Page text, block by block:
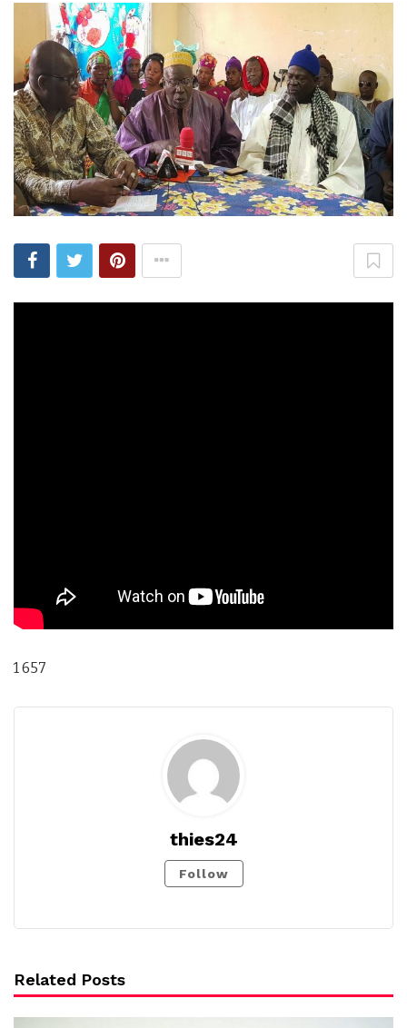
1 657
thies24
Follow
Related Posts